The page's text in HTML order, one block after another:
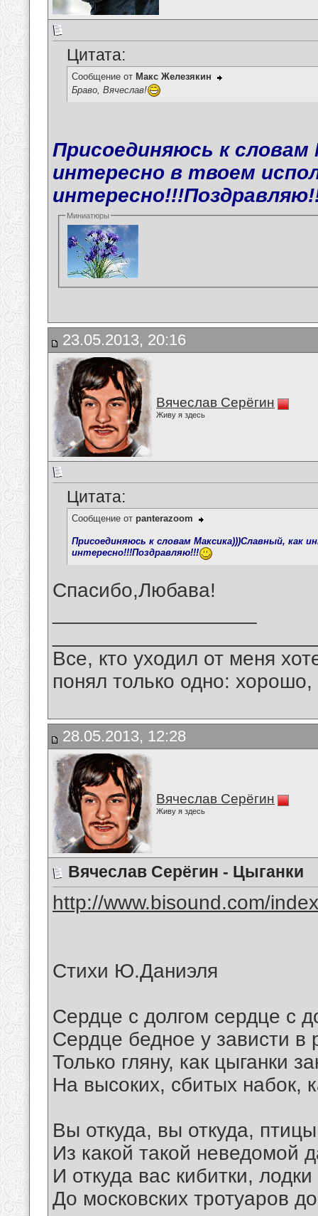
Цитата:
Сообщение от Макс Железякин
Браво, Вячеслав!
Присоединяюсь к словам
интересно в твоем
Миниатюры
23.05.2013, 20:16
Вячеслав Серёгин
Живу я здесь
Цитата:
Сообщение от panterazoom
Присоединяюсь к словам Максика)))Славный, как
интересно!!!Поздравляю!!!
Спасибо,Любава!
Все, кто уходил от меня
понял только одно:
28.05.2013, 12:28
Вячеслав Серёгин
Живу я здесь
Вячеслав Серёгин - Цыганки
http://www.bisound.com/
Стихи Ю.Даниэля
Сердце с долгом сердце с
Сердце бедное у зависти в
Только гляну, как цыганки
На высоких, сбитых набок,
Вы откуда, вы откуда,
Из какой такой неведомой
И откуда вас кибитки,
До московских тротуаров